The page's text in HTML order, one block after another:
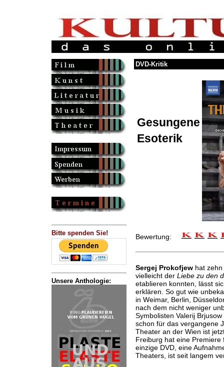
Bitte spenden Sie!
Unsere Anthologie:
DVD-Kritik
Gesungene
Esoterik
Bewertung:
Sergej Prokofjewhat zehn
vielleicht der Liebe zu den
etablieren konnten, lässt
erklären. So gut wie
in Weimar, Berlin,
nach dem nicht weniger
Symbolisten Valerij
schon für das vergangene
Theater an der Wien ist
Freiburg hat eine
einzige DVD, eine
Theaters, ist seit langem